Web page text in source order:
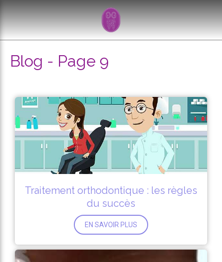
Blog - Page 9
Traitement orthodontique : les règles
du succès
EN SAVOIR PLUS